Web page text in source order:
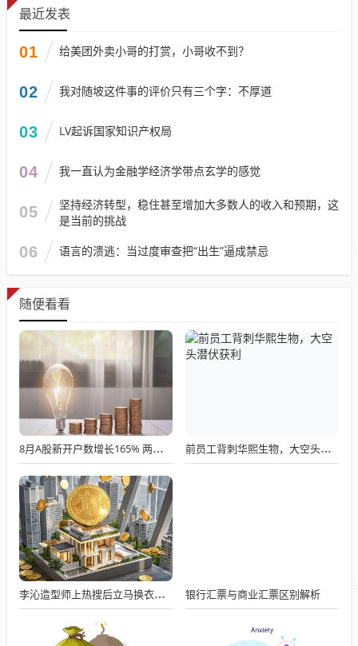
最近发表
01 给美团外卖小哥的打赏，小哥收不到？
02 我对随坡这件事的评价只有三个字：不厚道
03 LV起诉国家知识产权局
04 我一直认为金融学经济学带点玄学的感觉
05
坚持经济转型，稳住甚至增加大多数人的收入和预期，这
是当前的挑战
06 语言的溃逃：当过度审查把“出生”逼成禁忌
随便看看
8月A股新开户数增长165% 两融余额创新高 前员工背刺华熙生物，大空头潜伏获利
李沁造型师上热搜后立马换衣服了 银行汇票与商业汇票区别解析